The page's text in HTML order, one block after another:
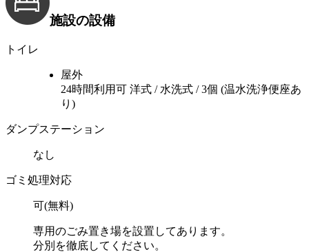
施設の設備
トイレ
屋外
24時間利用可 洋式 / 水洗式 / 3個 (温水洗浄便座あ
り)
ダンプステーション
なし
ゴミ処理対応
可(無料)
専用のごみ置き場を設置してあります。
分別を徹底してください。